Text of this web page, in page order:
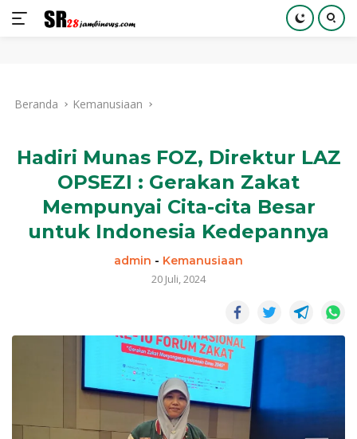
kontenBeranda Kemanusiaan
Hadiri Munas FOZ, Direktur LAZ
OPSEZI : Gerakan Zakat
Mempunyai Cita-cita Besar
untuk Indonesia Kedepannya
admin - Kemanusiaan
20 Juli, 2024